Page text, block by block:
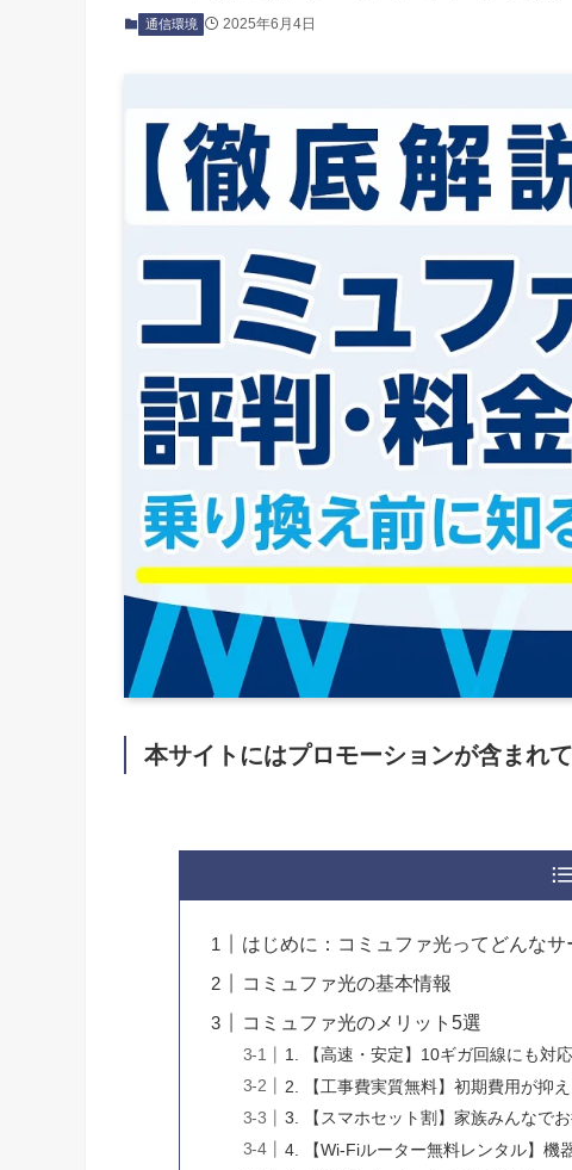
通信環境 2025年6月4日
本サイトにはプロモーションが含まれ
はじめに：コミュファ光ってどんなサ
コミュファ光の基本情報
コミュファ光のメリット5選
1. 【高速・安定】10ギガ回線にも対応
2. 【工事費実質無料】初期費用が抑え
3. 【スマホセット割】家族みんなで
4. 【Wi-Fiルーター無料レンタル】機